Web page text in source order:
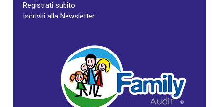
Registrati subito
Iscriviti alla Newsletter